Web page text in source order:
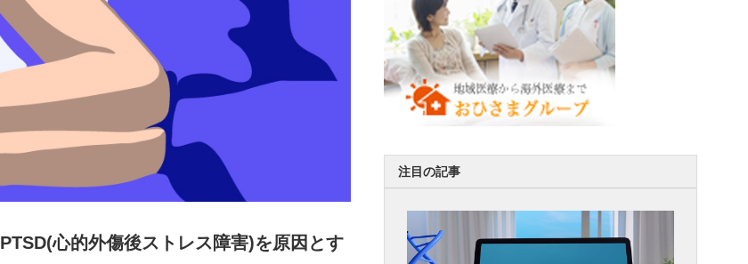
PTSD(心的外傷後ストレス障害)を原因とす
注目の記事